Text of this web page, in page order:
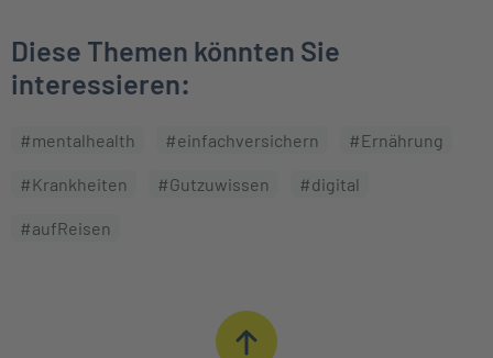
Diese Themen könnten Sie
interessieren:
#mentalhealth #einfachversichern #Ernährung
#Krankheiten #Gutzuwissen #digital
#aufReisen